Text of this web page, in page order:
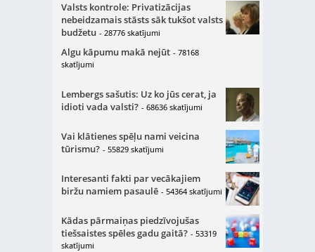
Valsts kontrole: Privatizācijas
nebeidzamais stāsts sāk tukšot valsts
budžetu - 28776 skatījumi
Algu kāpumu makā nejūt - 78168
skatījumi
Lembergs sašutis: Uz ko jūs cerat, ja
idioti vada valsti? - 68636 skatījumi
Vai klātienes spēļu nami veicina
tūrismu? - 55829 skatījumi
Interesanti fakti par vecākajiem
biržu namiem pasaulē - 54364 skatījumi
Kādas pārmaiņas piedzīvojušas
tiešsaistes spēles gadu gaitā? - 53319
skatījumi